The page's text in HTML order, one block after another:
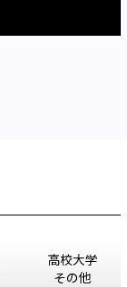
高校大学
その他